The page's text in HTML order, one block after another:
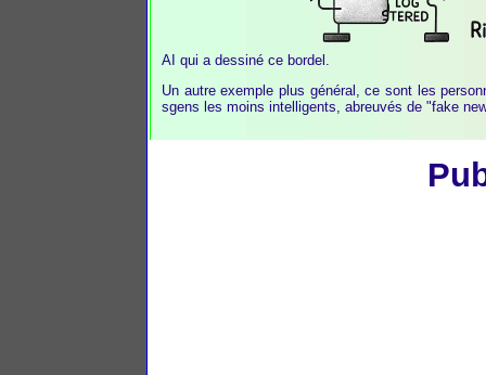
AI qui a dessiné ce bordel.
Un autre exemple plus général, ce sont les
sgens les moins intelligents, abreuvés de "fake